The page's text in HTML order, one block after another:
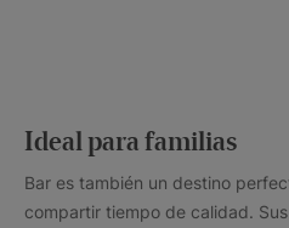
Ideal para familias
Bar es también un destino
compartir tiempo de calidad.